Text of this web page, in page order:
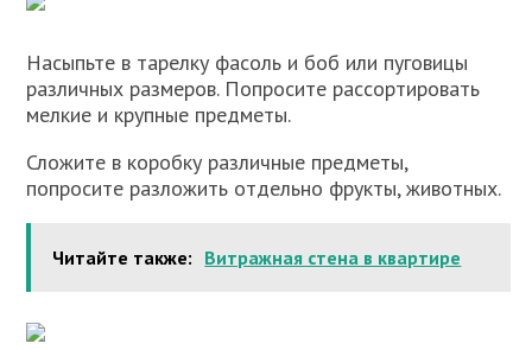
Насыпьте в тарелку фасоль и боб или пуговицы
различных размеров. Попросите рассортировать
мелкие и крупные предметы.
Сложите в коробку различные предметы,
попросите разложить отдельно фрукты, животных.
Читайте также: Витражная стена в квартире